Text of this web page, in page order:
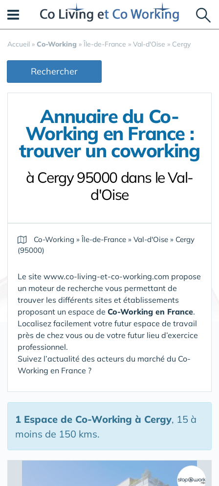
Accueil » Co-Working » Île-de-France » Val-d'Oise » Cergy
Rechercher
Annuaire du Co-
Working en France :
trouver un coworking
à Cergy 95000 dans le Val-
d'Oise
Co-Working »Île-de-France » Val-d'Oise » Cergy
(95000)
Le site www.co-living-et-co-working.com propose
un moteur de recherche vous permettant de
trouver les différents sites et établissements
proposant un espace de Co-Working en France.
Localisez facilement votre futur espace de travail
près de chez vous ou de votre futur lieu d’exercice
professionnel.
Suivez l’actualité des acteurs du marché du Co-
Working en France ?
1 Espace de Co-Working à Cergy, 15 à
moins de 150 kms.
Panneau de gestion des cookies